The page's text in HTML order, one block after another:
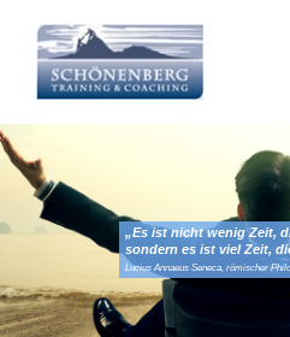
Inhalt
springen
„Es ist nicht wenig Zeit,
sondern es ist viel Zeit,
Lucius Annaeus Seneca, römischer